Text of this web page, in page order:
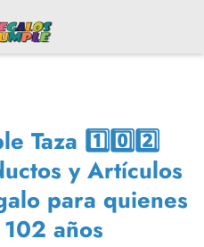
Taza 1️⃣0️⃣2️⃣
y Artículos
para quienes
años